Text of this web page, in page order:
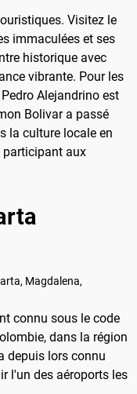
Visitez le
immaculées et ses
historique avec
vibrante. Pour les
Alejandrino est
Bolivar a passé
la culture locale en
participant aux
Magdalena,
connu sous le code
dans la région
depuis lors connu
l'un des aéroports les